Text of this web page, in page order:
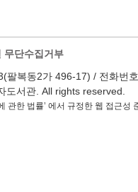
무단수집거부
팔복동2가 496-17) / 전화
도서관. All rights reserved.
관한 법률’ 에서 규정한 웹 접근